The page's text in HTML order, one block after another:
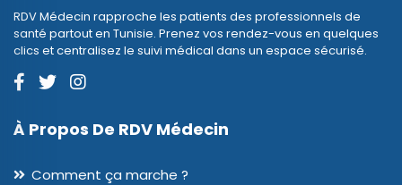
RDV Médecin rapproche les patients des professionnels de
santé partout en Tunisie. Prenez vos rendez-vous en quelques
clics et centralisez le suivi médical dans un espace sécurisé.
À Propos De RDV Médecin
Comment ça marche ?